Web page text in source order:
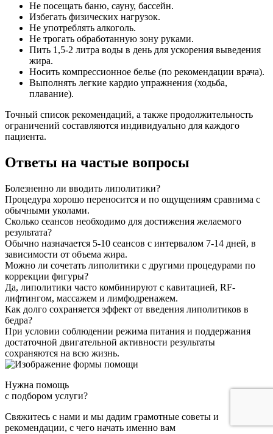
Не посещать баню, сауну, бассейн.
Избегать физических нагрузок.
Не употреблять алкоголь.
Не трогать обработанную зону руками.
Пить 1,5-2 литра воды в день для ускорения выведения
жира.
Носить компрессионное белье (по рекомендации врача).
Выполнять легкие кардио упражнения (ходьба,
плавание).
Точный список рекомендаций, а также продолжительность
ограничений составляются индивидуально для каждого
пациента.
Ответы на частые вопросы
Болезненно ли вводить липолитики?
Процедура хорошо переносится и по ощущениям сравнима с
обычными уколами.
Сколько сеансов необходимо для достижения желаемого
результата?
Обычно назначается 5-10 сеансов с интервалом 7-14 дней, в
зависимости от объема жира.
Можно ли сочетать липолитики с другими процедурами по
коррекции фигуры?
Да, липолитики часто комбинируют с кавитацией, RF-
лифтингом, массажем и лимфодренажем.
Как долго сохраняется эффект от введения липолитиков в
бедра?
При условии соблюдении режима питания и поддержания
достаточной двигательной активности результаты
сохраняются на всю жизнь.
Нужна помощь
с подбором услуги?
Свяжитесь с нами и мы дадим грамотные советы и
рекомендации, с чего начать именно вам